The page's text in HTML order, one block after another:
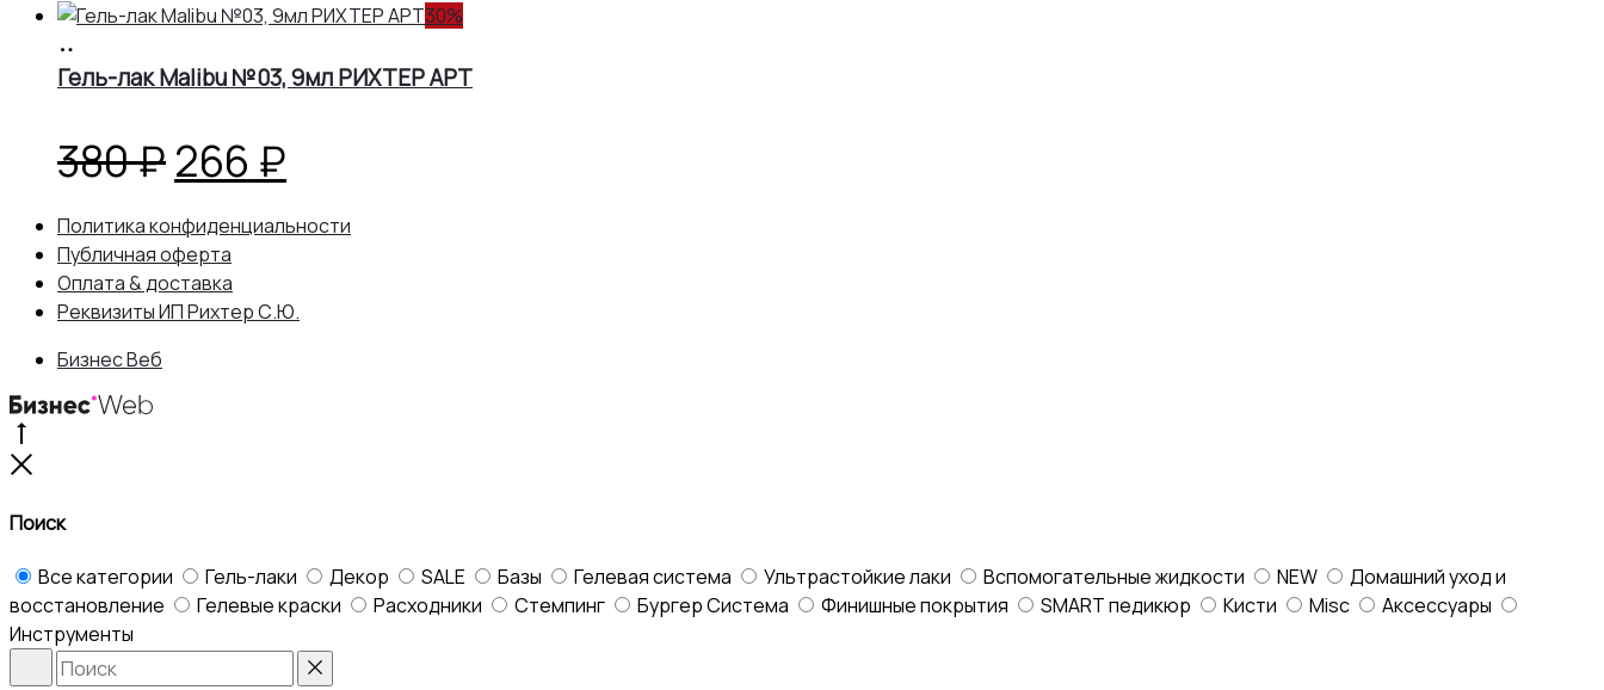
30%
корзину
Гель-лак Malibu №03, 9мл РИХТЕР АРТ
380₽Первоначальная
цена
составляла
266 ₽
цена:
Политика конфиденциальности
Публичная оферта
Оплата & доставка
Реквизиты ИП Рихтер С.Ю.
Бизнес Веб
Поиск
Все категории Гель-лаки Декор SALE Базы Гелевая система Ультрастойкие лаки Вспомогательные жидкости NEW
Домашний уход и
восстановление
Гелевые краски Расходники Стемпинг Бургер Система Финишные покрытия SMART педикюр Кисти Misc
Аксессуары
Инструменты